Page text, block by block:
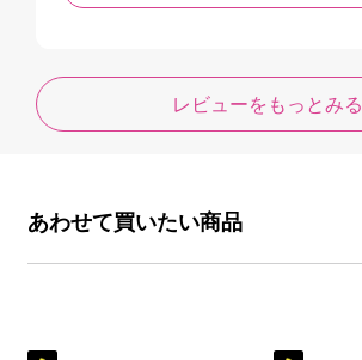
レビューをもっとみる
あわせて買いたい商品